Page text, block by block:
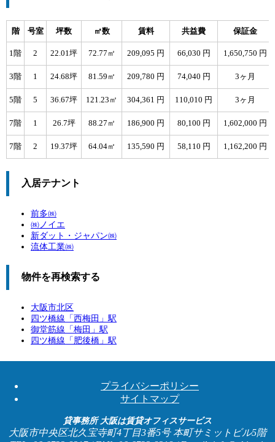
階 号室 坪数 ㎡数 賃料 共益費 保証金
1階 2 22.01坪 72.77㎡ 209,095 円 66,030 円 1,650,750 円
3階 1 24.68坪 81.59㎡ 209,780 円 74,040 円 3ヶ月
5階 5 36.67坪 121.23㎡ 304,361 円 110,010 円 3ヶ月
7階 1 26.7坪 88.27㎡ 186,900 円 80,100 円 1,602,000 円
7階 2 19.37坪 64.04㎡ 135,590 円 58,110 円 1,162,200 円
入居テナント
前多㈱
㈱ノイエ
新ダット・ジャパン㈱
流体工業㈱
物件を再検索する
大阪市北区
四ツ橋線「 西梅田 」駅
御堂筋線「 梅田 」駅
四ツ橋線「 肥後橋 」駅
プライバシーポリシー
サイトマップ
貸事務所 大阪は賃貸オフィスサービス
大阪市中央区北久宝寺町4丁目3番5号 本町サミットビル5階